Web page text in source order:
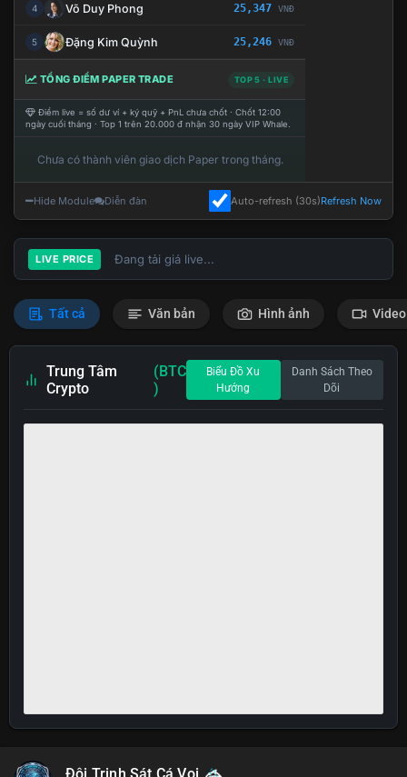
4 Võ Duy Phong 25,347 VNĐ
5 Đặng Kim Quỳnh 25,246 VNĐ
TỔNG ĐIỂM PAPER TRADE TOP 5 · LIVE
Điểm live = số dư ví + ký quỹ + PnL chưa chốt · Chốt 12:00
ngày cuối tháng · Top 1 trên 20.000 đ nhận 30 ngày VIP Whale.
Chưa có thành viên giao dịch Paper trong tháng.
Hide Module Diễn đàn Auto-refresh (30s)Refresh Now
LIVE PRICE Đang tải giá live...
Tất cả Văn bản Hình ảnh Video
Trung Tâm
Crypto
(BTC
)
Biểu Đồ Xu
Hướng
Danh Sách Theo
Dõi